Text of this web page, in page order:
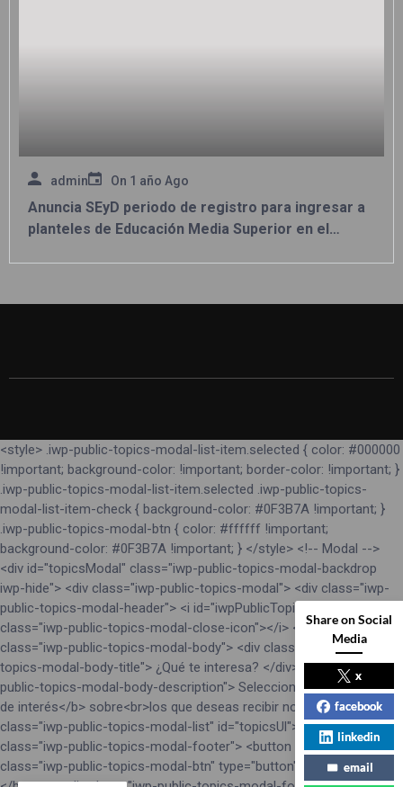
admin On 1 año Ago
Anuncia SEyD periodo de registro para ingresar a
planteles de Educación Media Superior en el
Share on Social
Media
x
facebook
linkedin
email
<style> .iwp-public-topics-modal-list-item.selected { color: #000000
!important; background-color: !important; border-color: !important; }
.iwp-public-topics-modal-list-item.selected .iwp-public-topics-
modal-list-item-check { background-color: #0F3B7A !important; }
.iwp-public-topics-modal-btn { color: #ffffff !important;
background-color: #0F3B7A !important; } </style> <!-- Modal -->
<div id="topicsModal" class="iwp-public-topics-modal-backdrop
iwp-hide"> <div class="iwp-public-topics-modal"> <div class="iwp-
public-topics-modal-header"> <i id="iwpPublicTopicsModalClose"
class="iwp-public-topics-modal-close-icon"></i> </div> <div
class="iwp-public-topics-modal-body"> <div class="iwp-public-
topics-modal-body-title"> ¿Qué te interesa? </div> <div class="iwp-
public-topics-modal-body-description"> Selecciona los <b>temas
de interés</b> sobre<br>los que deseas recibir noticias: </div> <ul
class="iwp-public-topics-modal-list" id="topicsUl"></ul> </div> <div
class="iwp-public-topics-modal-footer"> <button id="sendTopics"
class="iwp-public-topics-modal-btn" type="button"> GUARDAR